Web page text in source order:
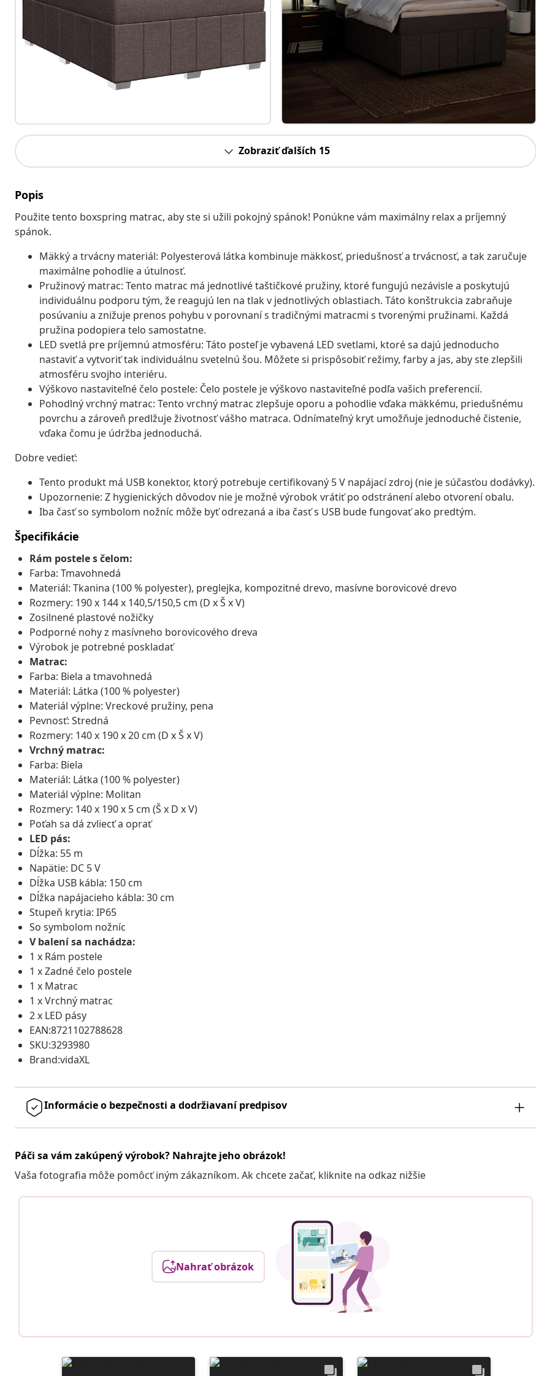
Zobraziť ďalších 15
Popis
Použite tento boxspring matrac, aby ste si užili pokojný spánok! Ponúkne vám maximálny relax a príjemný
spánok.
Mäkký a trvácny materiál: Polyesterová látka kombinuje mäkkosť, priedušnosť a trvácnosť, a tak zaručuje
maximálne pohodlie a útulnosť.
Pružinový matrac: Tento matrac má jednotlivé taštičkové pružiny, ktoré fungujú nezávisle a poskytujú
individuálnu podporu tým, že reagujú len na tlak v jednotlivých oblastiach. Táto konštrukcia zabraňuje
posúvaniu a znižuje prenos pohybu v porovnaní s tradičnými matracmi s tvorenými pružinami. Každá
pružina podopiera telo samostatne.
LED svetlá pre príjemnú atmosféru: Táto posteľ je vybavená LED svetlami, ktoré sa dajú jednoducho
nastaviť a vytvoriť tak individuálnu svetelnú šou. Môžete si prispôsobiť režimy, farby a jas, aby ste zlepšili
atmosféru svojho interiéru.
Výškovo nastaviteľné čelo postele: Čelo postele je výškovo nastaviteľné podľa vašich preferencií.
Pohodlný vrchný matrac: Tento vrchný matrac zlepšuje oporu a pohodlie vďaka mäkkému, priedušnému
povrchu a zároveň predlžuje životnosť vášho matraca. Odnímateľný kryt umožňuje jednoduché čistenie,
vďaka čomu je údržba jednoduchá.
Dobre vedieť:
Tento produkt má USB konektor, ktorý potrebuje certifikovaný 5 V napájací zdroj (nie je súčasťou dodávky).
Upozornenie: Z hygienických dôvodov nie je možné výrobok vrátiť po odstránení alebo otvorení obalu.
Iba časť so symbolom nožníc môže byť odrezaná a iba časť s USB bude fungovať ako predtým.
Špecifikácie
Rám postele s čelom:
Farba: Tmavohnedá
Materiál: Tkanina (100 % polyester), preglejka, kompozitné drevo, masívne borovicové drevo
Rozmery: 190 x 144 x 140,5/150,5 cm (D x Š x V)
Zosilnené plastové nožičky
Podporné nohy z masívneho borovicového dreva
Výrobok je potrebné poskladať
Matrac:
Farba: Biela a tmavohnedá
Materiál: Látka (100 % polyester)
Materiál výplne: Vreckové pružiny, pena
Pevnosť: Stredná
Rozmery: 140 x 190 x 20 cm (D x Š x V)
Vrchný matrac:
Farba: Biela
Materiál: Látka (100 % polyester)
Materiál výplne: Molitan
Rozmery: 140 x 190 x 5 cm (Š x D x V)
Poťah sa dá zvliecť a oprať
LED pás:
Dĺžka: 55 m
Napätie: DC 5 V
Dĺžka USB kábla: 150 cm
Dĺžka napájacieho kábla: 30 cm
Stupeň krytia: IP65
So symbolom nožníc
V balení sa nachádza:
1 x Rám postele
1 x Zadné čelo postele
1 x Matrac
1 x Vrchný matrac
2 x LED pásy
EAN:8721102788628
SKU:3293980
Brand:vidaXL
Informácie o bezpečnosti a dodržiavaní predpisov
Páči sa vám zakúpený výrobok? Nahrajte jeho obrázok!
Vaša fotografia môže pomôcť iným zákazníkom. Ak chcete začať, kliknite na odkaz nižšie
Nahrať obrázok